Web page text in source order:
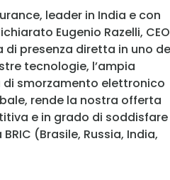
leader in India e con
Eugenio Razelli, CEO
presenza diretta in uno
tecnologie, l’ampia
smorzamento elettronico
rende la nostra offerta
e in grado di soddisfare
(Brasile, Russia, India,